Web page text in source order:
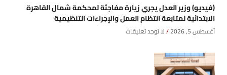
(فيديو) وزير العدل يجري زيارة مفاجئة لمحكمة شمال القاهرة
الابتدائية لمتابعة انتظام العمل والإجراءات التنظيمية
أغسطس 5, 2026 لا توجد تعليقات